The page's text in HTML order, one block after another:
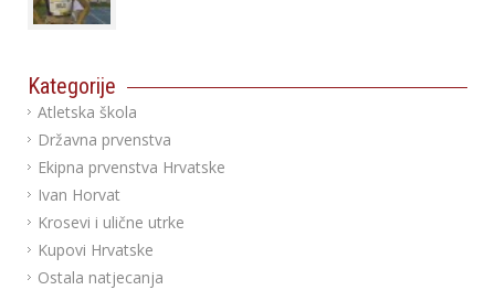
Kategorije
Atletska škola
Državna prvenstva
Ekipna prvenstva Hrvatske
Ivan Horvat
Krosevi i ulične utrke
Kupovi Hrvatske
Ostala natjecanja